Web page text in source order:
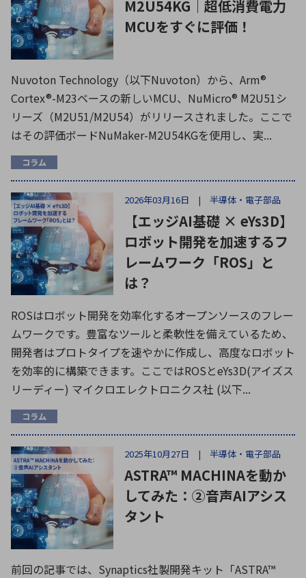
M2U54KG｜超低消費電力
MCUをすぐに評価！
Nuvoton Technology（以下Nuvoton）から、Arm®
Cortex®-M23ベースの新しいMCU、NuMicro® M2U51シ
リーズ（M2U51/M2U54）がリリースされました。ここで
はその評価ボードNuMaker-M2U54KGを使用し、実...
コラム
2026年03月16日 | 半導体・電子部品
【エッジAI基礎 × eYs3D】
ロボット開発を加速するフ
レームワーク「ROS」と
は？
ROSはロボット開発を効率化するオープンソースのフレー
ムワークです。豊富なツールと柔軟性を備えているため、
開発者はプロトタイプを速やかに作成し、高度なロボット
を効率的に構築できます。ここではROSとeYs3D(アイズス
リーディー) マイクロエレクトロニクス社 (以下...
コラム
2025年10月27日 | 半導体・電子部品
ASTRA™ MACHINAを動か
してみた：②音声AIアシス
タント
前回の記事では、Synaptics社製開発キット「ASTRA™